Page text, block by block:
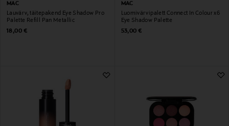
MAC
Lauvärv, täitepakend Eye Shadow Pro
Palette Refill Pan Metallic
Original Price
18,00 €
MAC
Luomivärvipalett Connect In Colour x6
Eye Shadow Palette
Original Price
53,00 €